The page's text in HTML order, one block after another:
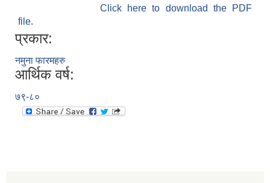
Click here to download the PDF
file.
प्रकार:
नमुना फारमहरु
आर्थिक वर्ष:
७९-८०